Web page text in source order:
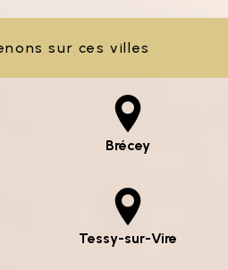
sur ces villes
Brécey
Tessy-sur-Vire